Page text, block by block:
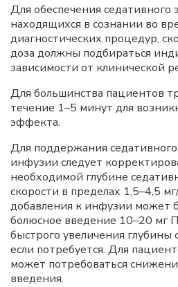
Для обеспечения
находящихся в сознании во
диагностических процедур,
доза должны подбираться
зависимости от клинической
Для большинства пациентов
течение 1–5 минут для
эффекта.
Для поддержания
инфузии следует
необходимой глубине
скорости в пределах 1,5–4,5
добавления к инфузии может
болюсное введение 10–20 мг
быстрого увеличения глубины
если потребуется. Для
может потребоваться
введения.